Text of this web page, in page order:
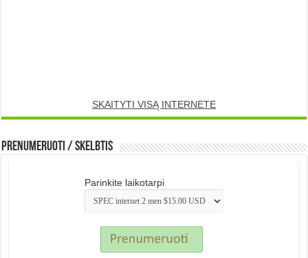
SKAITYTI VISĄ INTERNETE
Prenumeruoti / Skelbtis
Parinkite laikotarpi